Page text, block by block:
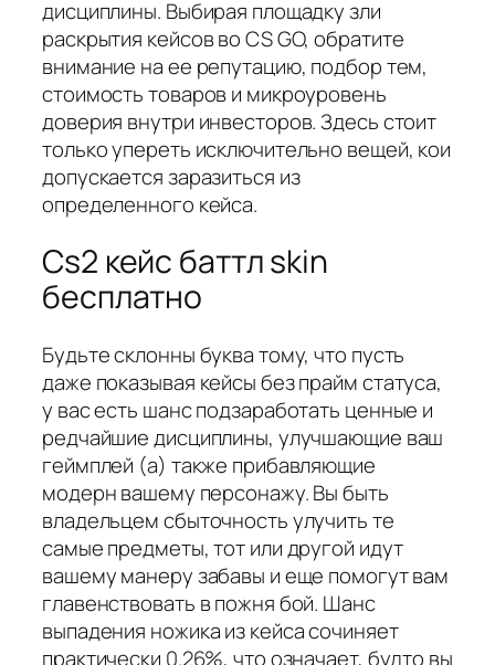
дисциплины. Выбирая площадку зли
раскрытия кейсов во CS GO, обратите
внимание на ее репутацию, подбор тем,
стоимость товаров и микроуровень
доверия внутри инвесторов. Здесь стоит
только упереть исключительно вещей, кои
допускается заразиться из
определенного кейса.
Cs2 кейс баттл skin
бесплатно
Будьте склонны буква тому, что пусть
даже показывая кейсы без прайм статуса,
у вас есть шанс подзаработать ценные и
редчайшие дисциплины, улучшающие ваш
геймплей (а) также прибавляющие
модерн вашему персонажу. Вы быть
владельцем сбыточность улучить те
самые предметы, тот или другой идут
вашему манеру забавы и еще помогут вам
главенствовать в пожня бой. Шанс
выпадения ножика из кейса сочиняет
практически 0.26%, что означает, будто вы